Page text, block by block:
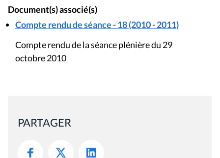
Document(s) associé(s)
Compte rendu de séance - 18 (2010 - 2011)
Compte rendu de la séance plénière du 29
octobre 2010
PARTAGER